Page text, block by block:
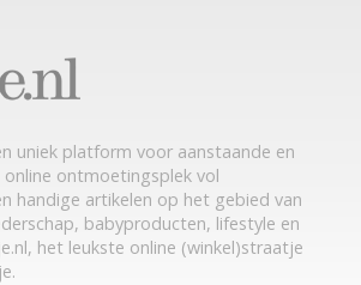
uniek platform voor aanstaande en
online ontmoetingsplek vol
handige artikelen op het gebied van
babyproducten, lifestyle en
het leukste online (winkel)straatje